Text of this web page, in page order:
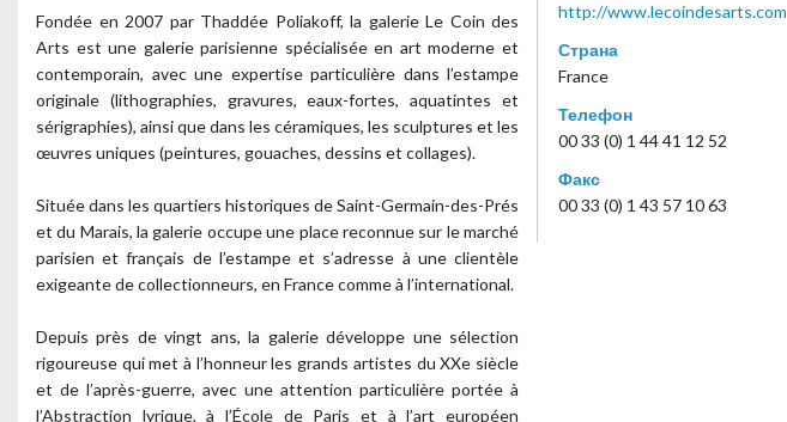
Fondée en 2007 par Thaddée Poliakoff, la galerie Le Coin des
Arts est une galerie parisienne spécialisée en art moderne et
contemporain, avec une expertise particulière dans l’estampe
originale (lithographies, gravures, eaux-fortes, aquatintes et
sérigraphies), ainsi que dans les céramiques, les sculptures et les
œuvres uniques (peintures, gouaches, dessins et collages).
Située dans les quartiers historiques de Saint-Germain-des-Prés
et du Marais, la galerie occupe une place reconnue sur le marché
parisien et français de l’estampe et s’adresse à une clientèle
exigeante de collectionneurs, en France comme à l’international.
Depuis près de vingt ans, la galerie développe une sélection
rigoureuse qui met à l’honneur les grands artistes du XXe siècle
et de l’après-guerre, avec une attention particulière portée à
l’Abstraction lyrique, à l’École de Paris et à l’art européen
http://www.lecoindesarts.com
Страна
France
Телефон
00 33 (0) 1 44 41 12 52
Факс
00 33 (0) 1 43 57 10 63